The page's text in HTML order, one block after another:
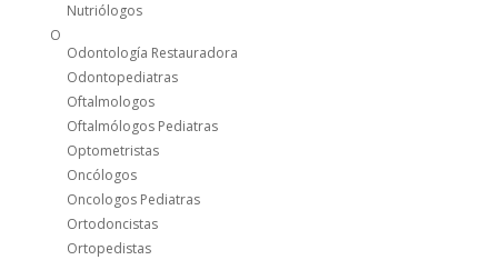
Nutriólogos
O
Odontología Restauradora
Odontopediatras
Oftalmologos
Oftalmólogos Pediatras
Optometristas
Oncólogos
Oncologos Pediatras
Ortodoncistas
Ortopedistas